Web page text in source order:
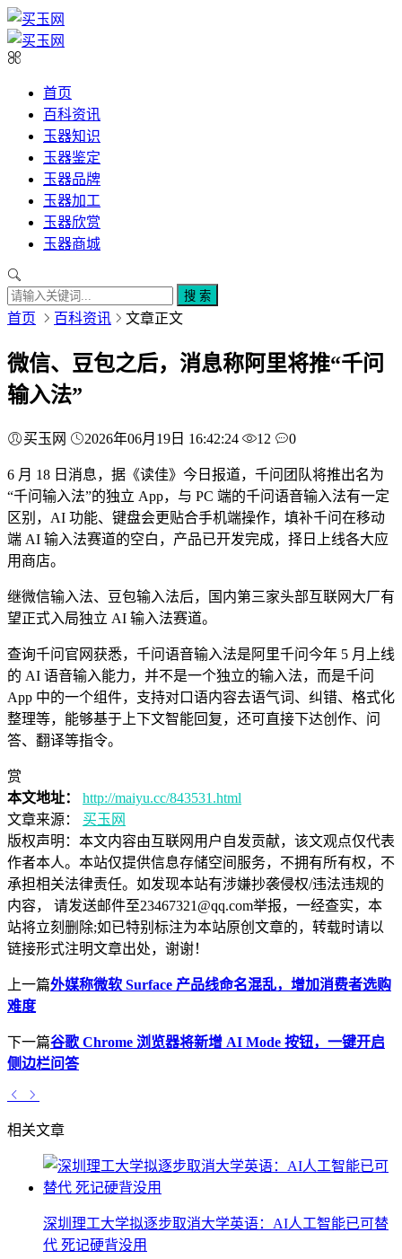
首页
百科资讯
玉器知识
玉器鉴定
玉器品牌
玉器加工
玉器欣赏
玉器商城
搜 索
首页 百科资讯 文章正文
微信、豆包之后，消息称阿里将推“千问
输入法”
买玉网 2026年06月19日 16:42:24 12 0
6 月 18 日消息，据《读佳》今日报道，千问团队将推出名为
“千问输入法”的独立 App，与 PC 端的千问语音输入法有一定
区别，AI 功能、键盘会更贴合手机端操作，填补千问在移动
端 AI 输入法赛道的空白，产品已开发完成，择日上线各大应
用商店。
继微信输入法、豆包输入法后，国内第三家头部互联网大厂有
望正式入局独立 AI 输入法赛道。
查询千问官网获悉，千问语音输入法是阿里千问今年 5 月上线
的 AI 语音输入能力，并不是一个独立的输入法，而是千问
App 中的一个组件，支持对口语内容去语气词、纠错、格式化
整理等，能够基于上下文智能回复，还可直接下达创作、问
答、翻译等指令。
赏
本文地址：
http://maiyu.cc/843531.html
文章来源：
买玉网
版权声明： 本文内容由互联网用户自发贡献，该文观点仅代表
作者本人。本站仅提供信息存储空间服务，不拥有所有权，不
承担相关法律责任。如发现本站有涉嫌抄袭侵权/违法违规的
内容， 请发送邮件至23467321@qq.com举报，一经查实，本
站将立刻删除;如已特别标注为本站原创文章的，转载时请以
链接形式注明文章出处，谢谢！
上一篇外媒称微软 Surface 产品线命名混乱，增加消费者选购
难度
下一篇谷歌 Chrome 浏览器将新增 AI Mode 按钮，一键开启
侧边栏问答
相关文章
深圳理工大学拟逐步取消大学英语：AI人工智能已可替
代 死记硬背没用